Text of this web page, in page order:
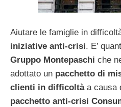
Aiutare le famiglie in
iniziative anti-crisi. E’
Gruppo Montepaschi che
adottato un pacchetto di
clienti in difficoltàa causa
pacchetto anti-crisi